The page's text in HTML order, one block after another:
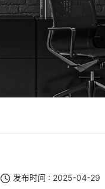
发布时间 : 2025-04-29